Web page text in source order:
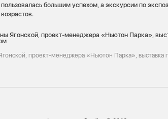
большим успехом, а экскурсии по
проект-менеджера «Ньютон Парка», выставка